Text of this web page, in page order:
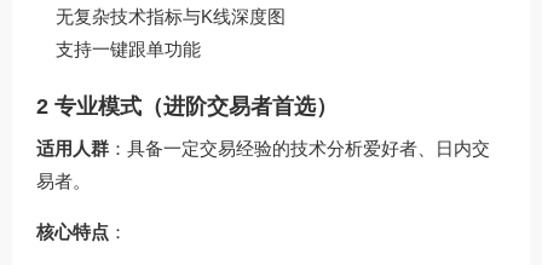
无复杂技术指标与K线深度图
支持一键跟单功能
2 专业模式（进阶交易者首选）
适用人群 ：具备一定交易经验的技术分析爱好者、日内交
易者。
核心特点 ：